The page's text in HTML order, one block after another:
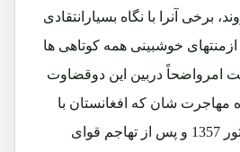
برخی آنرا با نگاه بسیارانتقادی
خوشبینی همه کوتاهی ها
امرواضحاً دربین این دوقضاوت
مهاجرت شان که افغانستان با
وقوع کودتای خونین 7 ثور 1357 و پس از تهاجم قوای